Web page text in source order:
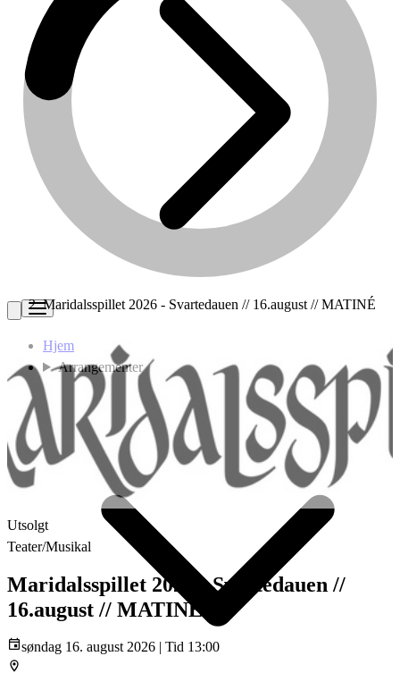
Hjem
Arrangementer
Maridalsspillet 2026 - Svartedauen // 16.august // MATINÉ
Utsolgt
Teater/Musikal
Maridalsspillet 2026 - Svartedauen //
16.august // MATINÉ
søndag 16. august 2026 | Tid 13:00